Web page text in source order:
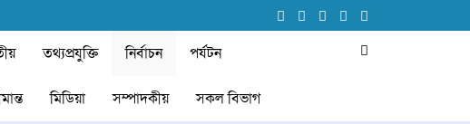
তথ্যপ্রযুক্তি নির্বাচন পর্যটন
মিডিয়া সম্পাদকীয় সকল বিভাগ